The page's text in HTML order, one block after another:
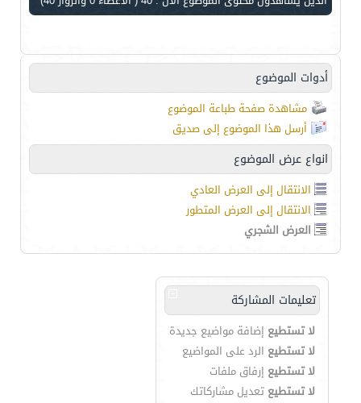
أدوات الموضوع
مشاهدة صفحة طباعة الموضوع
أرسل هذا الموضوع إلى صديق
انواع عرض الموضوع
الانتقال إلى العرض العادي
الانتقال إلى العرض المتطور
العرض الشجري
تعليمات المشاركة
لا تستطيع إضافة مواضيع جديدة
لا تستطيع الرد على المواضيع
لا تستطيع إرفاق ملفات
لا تستطيع تعديل مشاركاتك